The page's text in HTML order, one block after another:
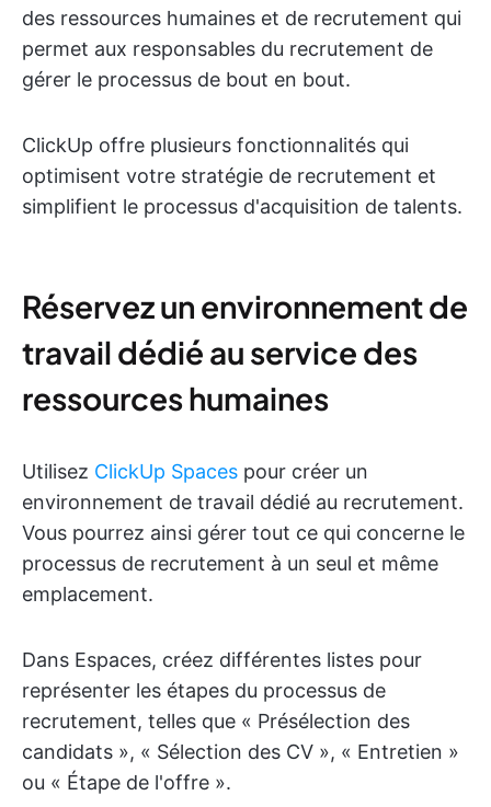
des ressources humaines et de recrutement qui
permet aux responsables du recrutement de
gérer le processus de bout en bout.
ClickUp offre plusieurs fonctionnalités qui
optimisent votre stratégie de recrutement et
simplifient le processus d'acquisition de talents.
Réservez un environnement de
travail dédié au service des
ressources humaines
Utilisez ClickUp Spaces pour créer un
environnement de travail dédié au recrutement.
Vous pourrez ainsi gérer tout ce qui concerne le
processus de recrutement à un seul et même
emplacement.
Dans Espaces, créez différentes listes pour
représenter les étapes du processus de
recrutement, telles que « Présélection des
candidats », « Sélection des CV », « Entretien »
ou « Étape de l'offre ».